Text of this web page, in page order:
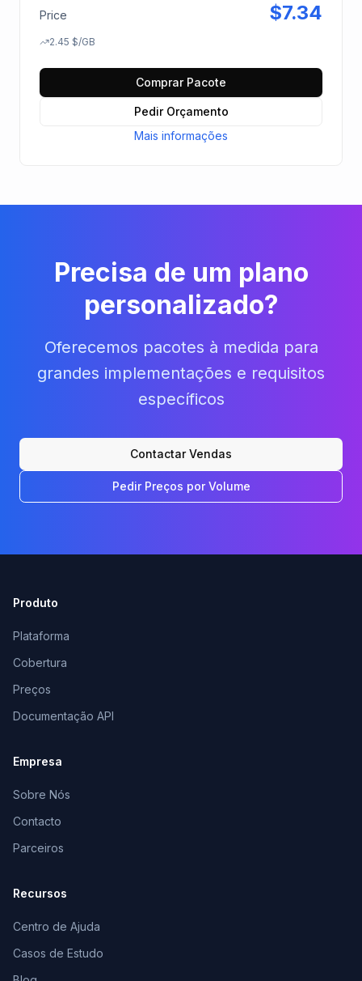
Price $7.34
2.45 $/GB
Comprar Pacote
Pedir Orçamento
Mais informações
Precisa de um plano
personalizado?
Oferecemos pacotes à medida para
grandes implementações e requisitos
específicos
Contactar Vendas
Pedir Preços por Volume
Produto
Plataforma
Cobertura
Preços
Documentação API
Empresa
Sobre Nós
Contacto
Parceiros
Recursos
Centro de Ajuda
Casos de Estudo